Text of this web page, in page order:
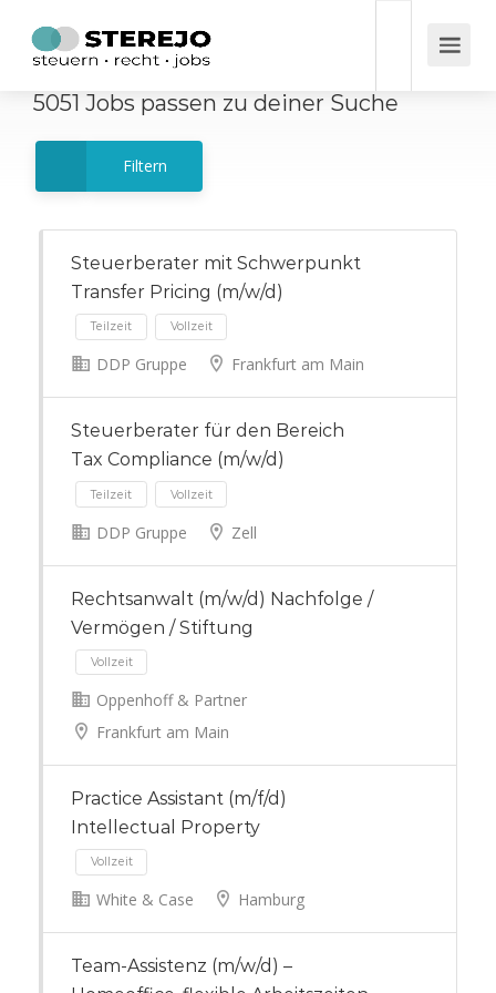
5051 Jobs passen zu deiner Suche
Filtern
Steuerberater mit Schwerpunkt
Transfer Pricing (m/w/d)
DDP Gruppe Frankfurt am Main
Steuerberater für den Bereich
Tax Compliance (m/w/d)
DDP Gruppe Zell
Rechtsanwalt (m/w/d) Nachfolge /
Vermögen / Stiftung
Oppenhoff & Partner
Frankfurt am Main
Practice Assistant (m/f/d)
Intellectual Property
White & Case Hamburg
Team-Assistenz (m/w/d) –